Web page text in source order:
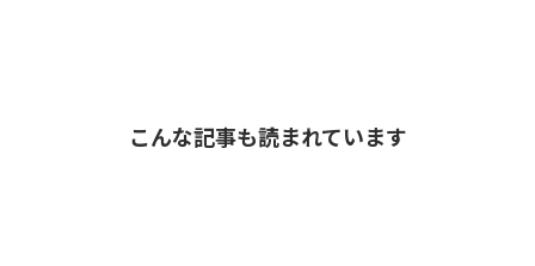
こんな記事も読まれています